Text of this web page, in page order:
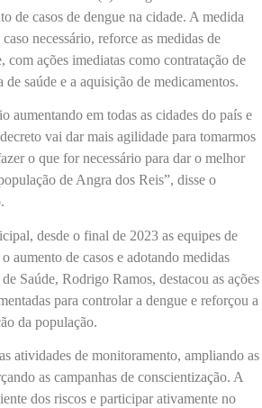
de casos de dengue na cidade. A medida
necessário, reforce as medidas de
com ações imediatas como contratação de
de saúde e a aquisição de medicamentos.
aumentando em todas as cidades do país e
vai dar mais agilidade para tomarmos
o que for necessário para dar o melhor
de Angra dos Reis”, disse o
desde o final de 2023 as equipes de
aumento de casos e adotando medidas
Saúde, Rodrigo Ramos, destacou as ações
para controlar a dengue e reforçou a
da população.
atividades de monitoramento, ampliando as
as campanhas de conscientização. A
dos riscos e participar ativamente no